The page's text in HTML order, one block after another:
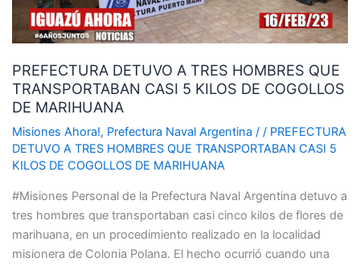
PREFECTURA DETUVO A TRES HOMBRES QUE
TRANSPORTABAN CASI 5 KILOS DE COGOLLOS
DE MARIHUANA
Misiones Ahora!, Prefectura Naval Argentina / / PREFECTURA
DETUVO A TRES HOMBRES QUE TRANSPORTABAN CASI 5
KILOS DE COGOLLOS DE MARIHUANA
#Misiones Personal de la Prefectura Naval Argentina detuvo a
tres hombres que transportaban casi cinco kilos de flores de
marihuana, en un procedimiento realizado en la localidad
misionera de Colonia Polana. El hecho ocurrió cuando una
CASI
5
DE
COGOLLOS
DE
MARIHUANA